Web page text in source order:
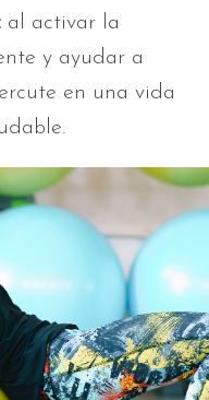
al activar la
y ayudar a
en una vida